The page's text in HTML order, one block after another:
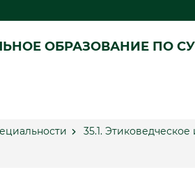
ОБРАЗОВАНИЕ ПО
35.1.